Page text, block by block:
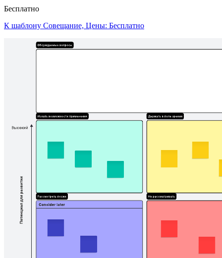
Бесплатно
К шаблону Совещание, Цены: Бесплатно